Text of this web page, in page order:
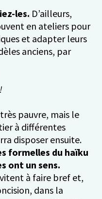
les. D’ailleurs,
en ateliers pour
et adapter leurs
anciens, par
pauvre, mais le
à différentes
disposer ensuite.
formelles du haïku
ont un sens.
à faire bref et,
dans la